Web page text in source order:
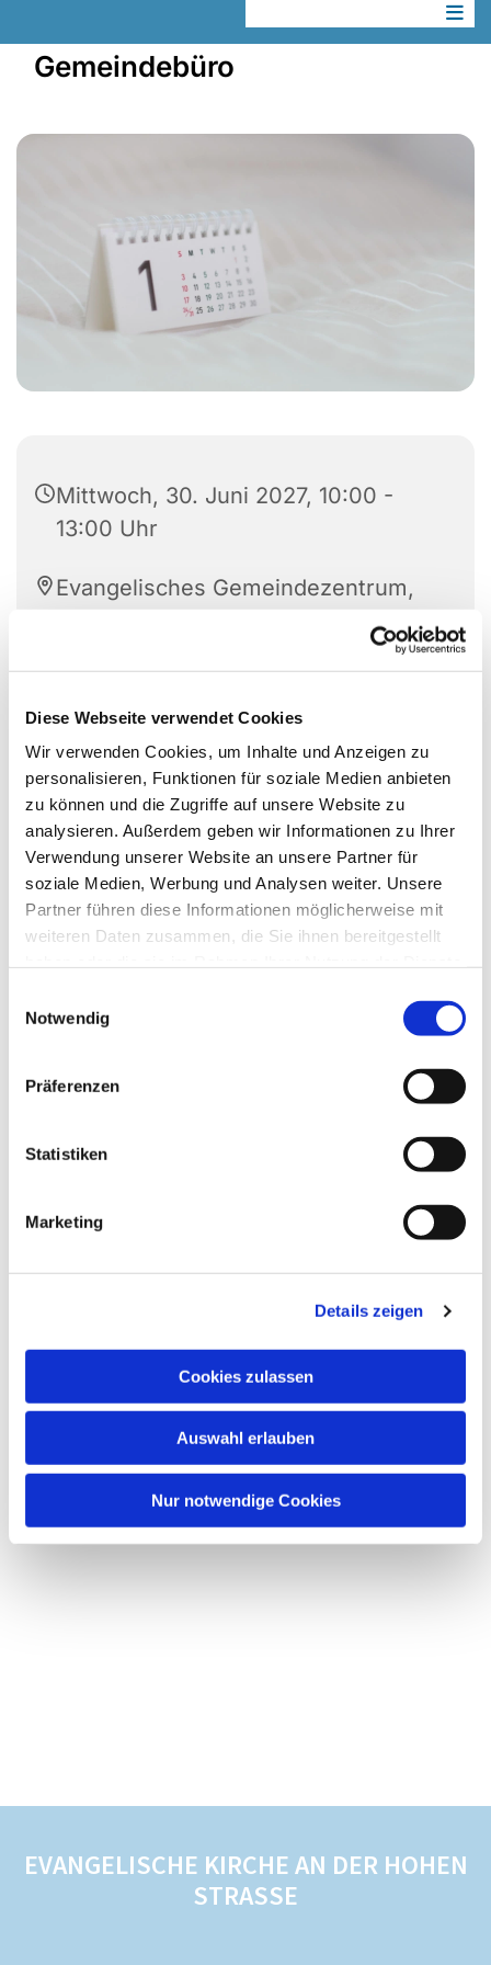
Diese Webseite verwendet Cookies
Wir verwenden Cookies, um Inhalte und Anzeigen zu
personalisieren, Funktionen für soziale Medien anbieten
zu können und die Zugriffe auf unsere Website zu
analysieren. Außerdem geben wir Informationen zu Ihrer
Verwendung unserer Website an unsere Partner für
soziale Medien, Werbung und Analysen weiter. Unsere
Partner führen diese Informationen möglicherweise mit
weiteren Daten zusammen, die Sie ihnen bereitgestellt
Notwendig
Präferenzen
Statistiken
Marketing
Details zeigen
Cookies zulassen
Auswahl erlauben
Nur notwendige Cookies
Gemeindebüro
Mittwoch, 30. Juni 2027, 10:00 -
13:00 Uhr
Evangelisches Gemeindezentrum,
EVANGELISCHE KIRCHE AN DER HOHEN
STRASSE